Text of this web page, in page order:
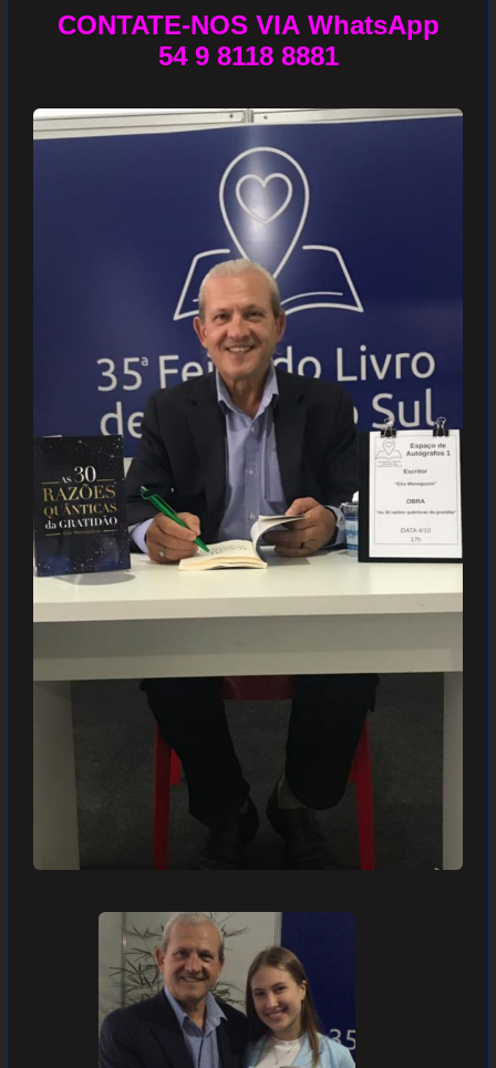
CONTATE-NOS VIA WhatsApp
54 9 8118 8881